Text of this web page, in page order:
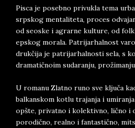
Pisca je posebno privukla tema
srpskog mentaliteta, proces
od seoske i agrarne kulture, od
epskog morala. Patrijarhalnost
drukčija je patrijarhalnosti sela, s
dramatičnoim sudaranju,
U romanu Zlatno runo sve ključa
balkanskom kotlu trajanja i
opšte, privatno i kolektivno, lično i
porodično, realno i fantastično,